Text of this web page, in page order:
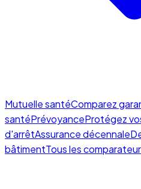
Mutuelle santéComparez
santéPrévoyanceProtégez
d'arrêtAssurance décennale
bâtimentTous les